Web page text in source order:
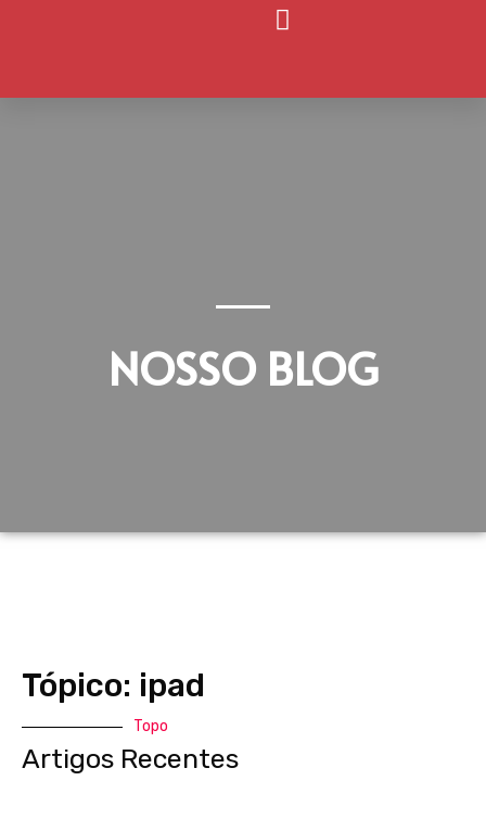
NOSSO BLOG
Tópico: ipad
Topo
Artigos Recentes